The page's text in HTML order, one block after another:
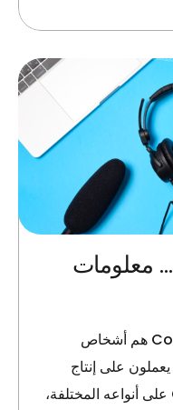
معلومات
صنّاع المحتوى Content Creators هم أشخاص
على إنتاج
المحتوى Content Production على أنواعه المختلفة،